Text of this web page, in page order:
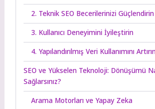
2. Teknik SEO Becerilerinizi Güçlendirin
3. Kullanıcı Deneyimini İyileştirin
4. Yapılandırılmış Veri Kullanımını
SEO ve Yükselen Teknoloji: Dönüşümü
Sağlarsınız?
Arama Motorları ve Yapay Zeka